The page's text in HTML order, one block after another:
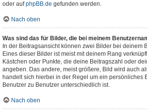
oder aufphpBB.de gefunden werden.
Nach oben
Was sind das für Bilder, die bei meinem
In der Beitragsansicht können zwei Bilder bei deinem
Eines dieser Bilder ist meist mit deinem Rang
Kästchen oder Punkte, die deine Beitragszahl oder
angeben. Das andere, meist größere, Bild wird auch
handelt sich hierbei in der Regel um ein persönliches
Benutzer zu Benutzer unterschiedlich ist.
Nach oben